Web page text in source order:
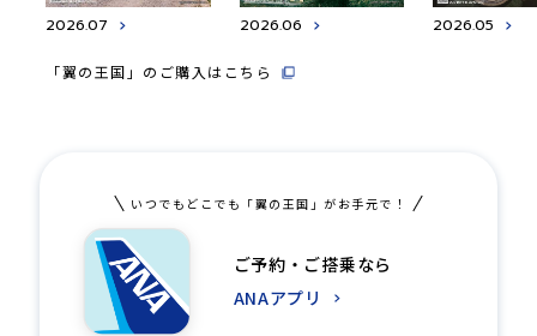
2026.07 2026.06 2026.05
「翼の王国」のご購入はこちら
いつでもどこでも「翼の王国」がお手元で！
ご予約・ご搭乗なら
ANAアプリ